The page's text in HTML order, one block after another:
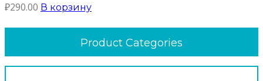
₽290.00 В корзину
Product Categories